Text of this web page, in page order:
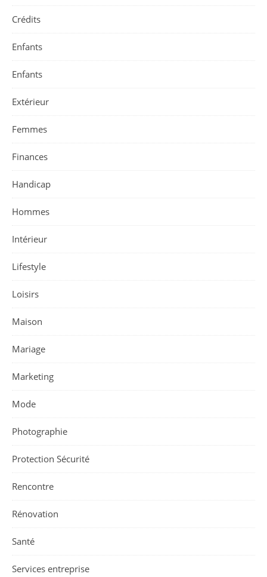
Crédits
Enfants
Enfants
Extérieur
Femmes
Finances
Handicap
Hommes
Intérieur
Lifestyle
Loisirs
Maison
Mariage
Marketing
Mode
Photographie
Protection Sécurité
Rencontre
Rénovation
Santé
Services entreprise